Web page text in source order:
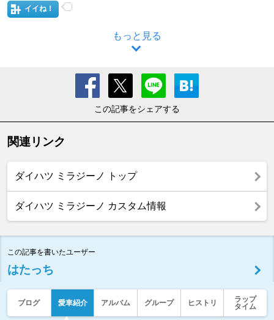
イイね！
もっと見る
この記事をシェアする
関連リンク
ダイハツ ミラジーノ トップ
ダイハツ ミラジーノ カスタム情報
この記事を書いたユーザー
はたっち
ブログ 愛車紹介 アルバム グループ ヒストリ
ラップ
タイム